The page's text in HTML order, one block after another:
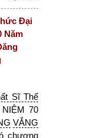
Đại
Năm
Sĩ Thế
70
VẮNG
chương